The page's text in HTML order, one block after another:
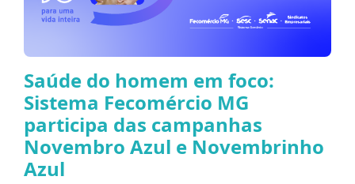
Saúde do homem em foco:
Sistema Fecomércio MG
participa das campanhas
Novembro Azul e Novembrinho
Azul